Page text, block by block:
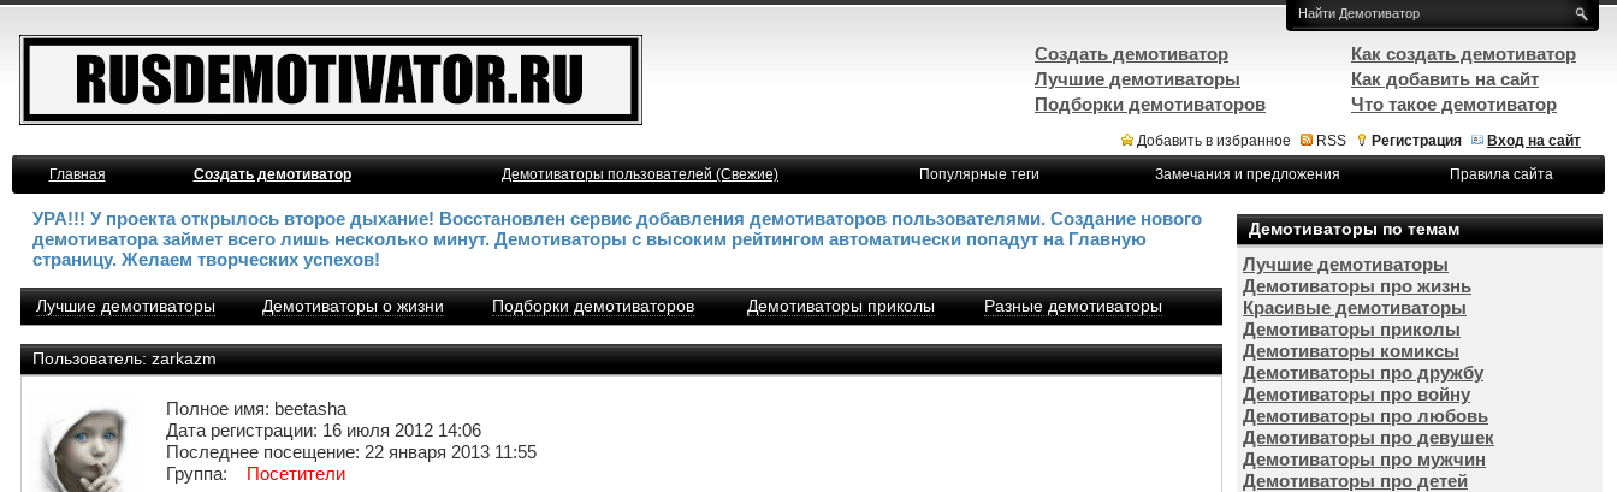
Добавить в избранное RSS Регистрация
Вход на сайт
Главная
Создать демотиватор Демотиваторы пользователей (Свежие) Популярные теги Замечания и предложения Правила сайта
УРА!!! У проекта открылось второе дыхание! Восстановлен сервис добавления демотиваторов пользователями. Создание нового
демотиватора займет всего лишь несколько минут. Демотиваторы с высоким рейтингом автоматически попадут на Главную
страницу. Желаем творческих успехов!
Лучшие демотиваторы Демотиваторы о жизни Подборки демотиваторов Демотиваторы приколы Разные демотиваторы
Пользователь: zarkazm
Полное имя: beetasha
Дата регистрации: 16 июля 2012 14:06
Последнее посещение: 22 января 2013 11:55
Группа: Посетители
Демотиваторы по темам
Лучшие демотиваторы
Демотиваторы про жизнь
Красивые демотиваторы
Демотиваторы приколы
Демотиваторы комиксы
Демотиваторы про дружбу
Демотиваторы про войну
Демотиваторы про любовь
Демотиваторы про девушек
Демотиваторы про мужчин
Демотиваторы про детей
Создать демотиватор
Лучшие демотиваторы
Подборки демотиваторов
Как создать демотиватор
Как добавить на сайт
Что такое демотиватор